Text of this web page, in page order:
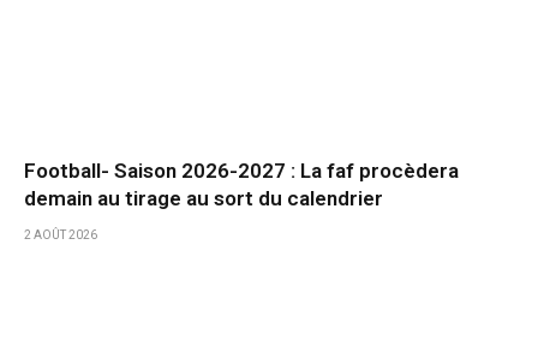
Football- Saison 2026-2027 : La faf procèdera
demain au tirage au sort du calendrier
2 AOÛT 2026